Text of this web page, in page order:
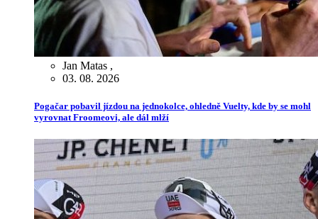
Jan Matas ,
03. 08. 2026
Pogačar pobavil jízdou na jednokolce, ohledně Vuelty, kde by se mohl
vyrovnat Froomeovi, ale dál mlží